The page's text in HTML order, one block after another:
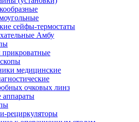
сейфы-термостаты
Амбу
медицинские
очковых линз
аппараты
рециркуляторы